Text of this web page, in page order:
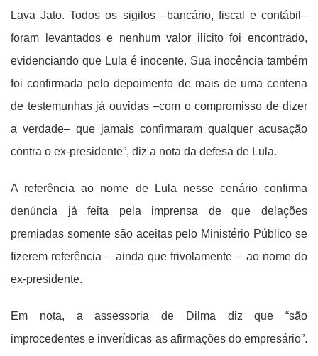
Lava Jato. Todos os sigilos –bancário, fiscal e contábil–
foram levantados e nenhum valor ilícito foi encontrado,
evidenciando que Lula é inocente. Sua inocência também
foi confirmada pelo depoimento de mais de uma centena
de testemunhas já ouvidas –com o compromisso de dizer
a verdade– que jamais confirmaram qualquer acusação
contra o ex-presidente”, diz a nota da defesa de Lula.
A referência ao nome de Lula nesse cenário confirma
denúncia já feita pela imprensa de que delações
premiadas somente são aceitas pelo Ministério Público se
fizerem referência – ainda que frivolamente – ao nome do
ex-presidente.
Em nota, a assessoria de Dilma diz que “são
improcedentes e inverídicas as afirmações do empresário”.